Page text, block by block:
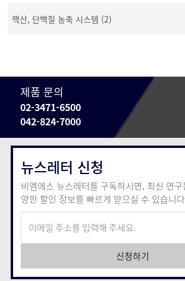
핵산, 단백질 농축 시스템 (2)
제품 문의
02-3471-6500
042-824-7000
뉴스레터 신청
비엠에스 뉴스레터를 구독하시면, 최신 연구
양한 할인 정보를 빠르게 받으실 수 있습니
신청하기